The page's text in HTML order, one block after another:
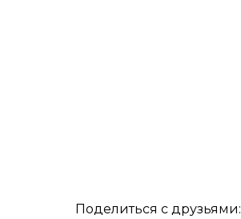
Поделиться с друзьями: